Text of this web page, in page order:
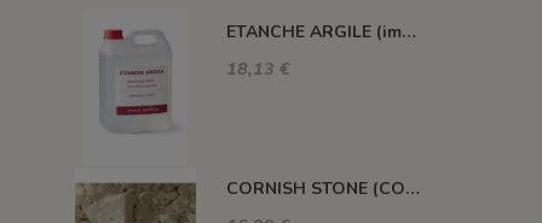
ETANCHE ARGILE (impermeabilisant pour pièce poreuse)
18,13 €
CORNISH STONE (CORNWALL STONE)